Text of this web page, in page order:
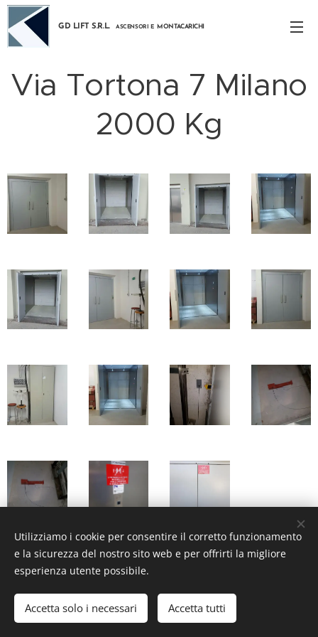
GD LIFT S.R.L. ASCENSORI E MONTACARICHI
Via Tortona 7 Milano
2000 Kg
GD LIFT S.r.l. 2021 P.Iva 03624980169
Cookies
Utilizziamo i cookie per consentire il corretto funzionamento
e la sicurezza del nostro sito web e per offrirti la migliore
esperienza utente possibile.
Accetta solo i necessari Accetta tutti